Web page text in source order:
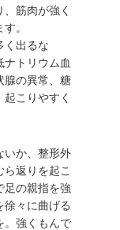
筋肉が強く
。
く出るな
ナトリウム血
腺の異常、糖
こりやすく
いか、整形外
返りを起こ
足の親指を強
徐々に曲げる
。強くもんで